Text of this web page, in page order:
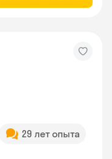
29 лет опыта